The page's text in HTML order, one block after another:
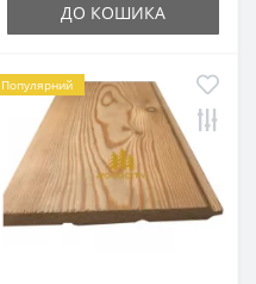
ДО КОШИКА
Популярний